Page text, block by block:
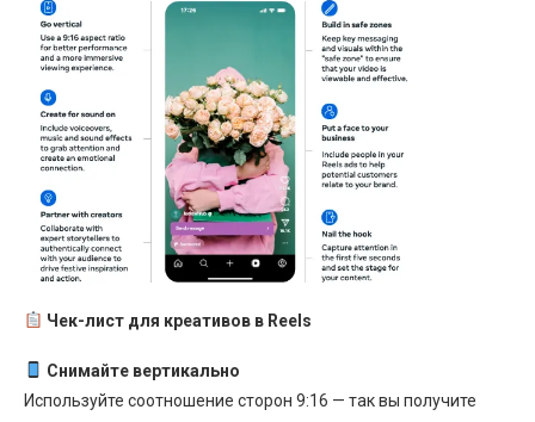
Чек-лист для креативов в Reels
Снимайте вертикально
Используйте соотношение сторон 9:16 — так вы получите